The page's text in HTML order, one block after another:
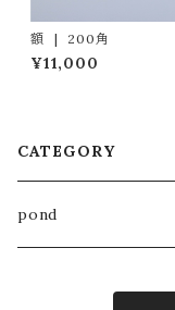
額 | 200角
¥11,000
CATEGORY
pond